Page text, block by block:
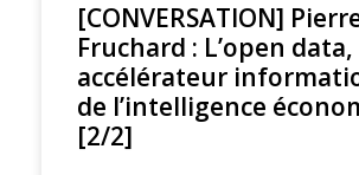
[CONVERSATION]
Fruchard : L’open data,
accélérateur
de l’intelligence
[2/2]